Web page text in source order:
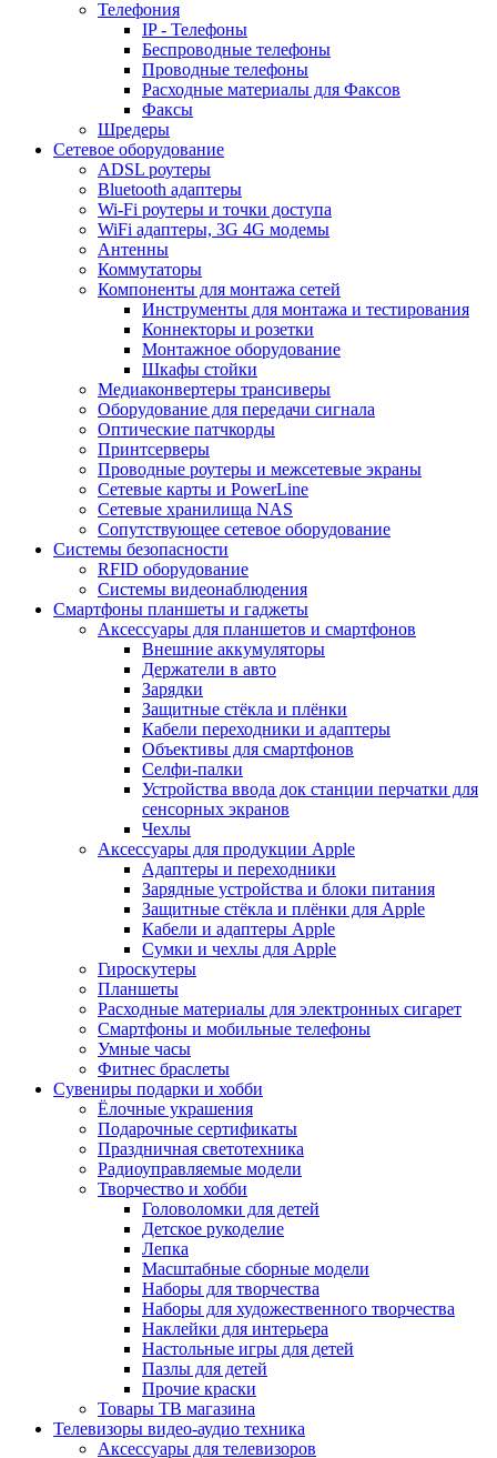
Телефония
IP - Телефоны
Беспроводные телефоны
Проводные телефоны
Расходные материалы для Факсов
Факсы
Шредеры
Сетевое оборудование
ADSL роутеры
Bluetooth адаптеры
Wi-Fi роутеры и точки доступа
WiFi адаптеры, 3G 4G модемы
Антенны
Коммутаторы
Компоненты для монтажа сетей
Инструменты для монтажа и тестирования
Коннекторы и розетки
Монтажное оборудование
Шкафы стойки
Медиаконвертеры трансиверы
Оборудование для передачи сигнала
Оптические патчкорды
Принтсерверы
Проводные роутеры и межсетевые экраны
Сетевые карты и PowerLine
Сетевые хранилища NAS
Сопутствующее сетевое оборудование
Системы безопасности
RFID оборудование
Системы видеонаблюдения
Смартфоны планшеты и гаджеты
Аксессуары для планшетов и смартфонов
Внешние аккумуляторы
Держатели в авто
Зарядки
Защитные стёкла и плёнки
Кабели переходники и адаптеры
Объективы для смартфонов
Селфи-палки
Устройства ввода док станции перчатки для
сенсорных экранов
Чехлы
Аксессуары для продукции Apple
Адаптеры и переходники
Зарядные устройства и блоки питания
Защитные стёкла и плёнки для Apple
Кабели и адаптеры Apple
Сумки и чехлы для Apple
Гироскутеры
Планшеты
Расходные материалы для электронных сигарет
Смартфоны и мобильные телефоны
Умные часы
Фитнес браслеты
Сувениры подарки и хобби
Ёлочные украшения
Подарочные сертификаты
Праздничная светотехника
Радиоуправляемые модели
Творчество и хобби
Головоломки для детей
Детское рукоделие
Лепка
Масштабные сборные модели
Наборы для творчества
Наборы для художественного творчества
Наклейки для интерьера
Настольные игры для детей
Пазлы для детей
Прочие краски
Товары ТВ магазина
Телевизоры видео-аудио техника
Аксессуары для телевизоров